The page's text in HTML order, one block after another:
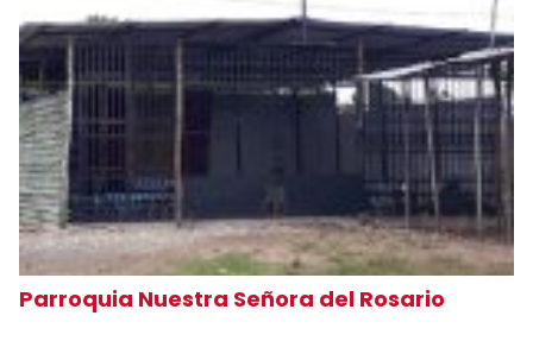
Parroquia Nuestra Señora del Rosario